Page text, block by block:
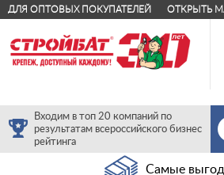
ДЛЯ ОПТОВЫХ ПОКУПАТЕЛЕЙ ОТКРЫТЬ
Входим в топ 20 компаний по
результатам всероссийского бизнес
рейтинга
Самые